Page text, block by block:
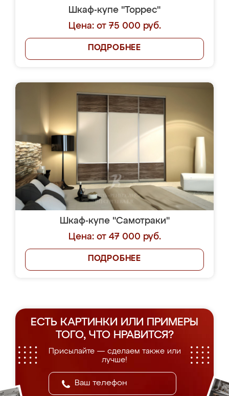
Шкаф-купе "Торрес"
Цена: от 75 000 руб.
ПОДРОБНЕЕ
Шкаф-купе "Самотраки"
Цена: от 47 000 руб.
ПОДРОБНЕЕ
ЕСТЬ КАРТИНКИ ИЛИ ПРИМЕРЫ
ТОГО, ЧТО НРАВИТСЯ?
Присылайте — сделаем также или
лучше!